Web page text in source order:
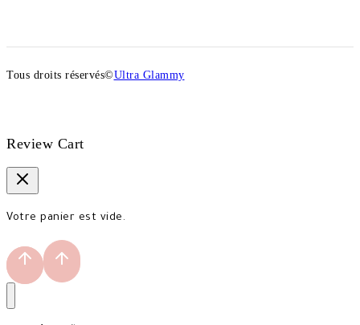
Tous droits réservés©Ultra Glammy
Review Cart
Votre panier est vide.